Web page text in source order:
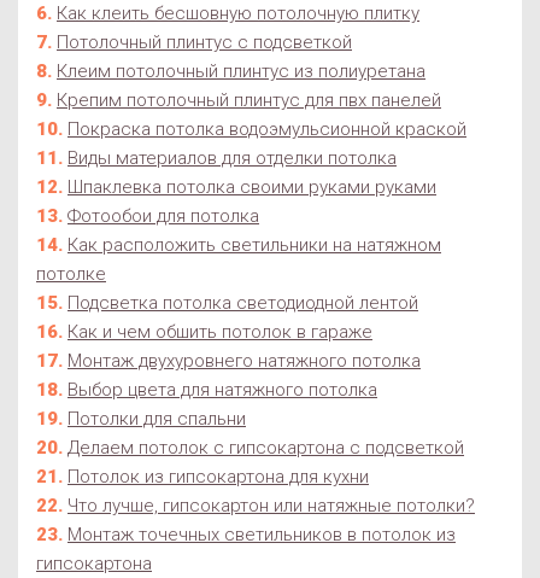
Как клеить бесшовную потолочную плитку
Потолочный плинтус с подсветкой
Клеим потолочный плинтус из полиуретана
Крепим потолочный плинтус для пвх панелей
Покраска потолка водоэмульсионной краской
Виды материалов для отделки потолка
Шпаклевка потолка своими руками руками
Фотообои для потолка
Как расположить светильники на натяжном
потолке
Подсветка потолка светодиодной лентой
Как и чем обшить потолок в гараже
Монтаж двухуровнего натяжного потолка
Выбор цвета для натяжного потолка
Потолки для спальни
Делаем потолок с гипсокартона с подсветкой
Потолок из гипсокартона для кухни
Что лучше, гипсокартон или натяжные потолки?
Монтаж точечных светильников в потолок из
гипсокартона